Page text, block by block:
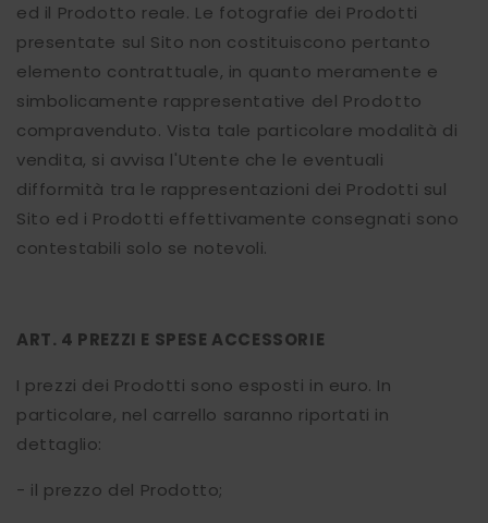
ed il Prodotto reale. Le fotografie dei Prodotti
presentate sul Sito non costituiscono pertanto
elemento contrattuale, in quanto meramente e
simbolicamente rappresentative del Prodotto
compravenduto. Vista tale particolare modalità di
vendita, si avvisa l'Utente che le eventuali
difformità tra le rappresentazioni dei Prodotti sul
Sito ed i Prodotti effettivamente consegnati sono
contestabili solo se notevoli.
ART. 4 PREZZI E SPESE ACCESSORIE
I prezzi dei Prodotti sono esposti in euro. In
particolare, nel carrello saranno riportati in
dettaglio:
- il prezzo del Prodotto;